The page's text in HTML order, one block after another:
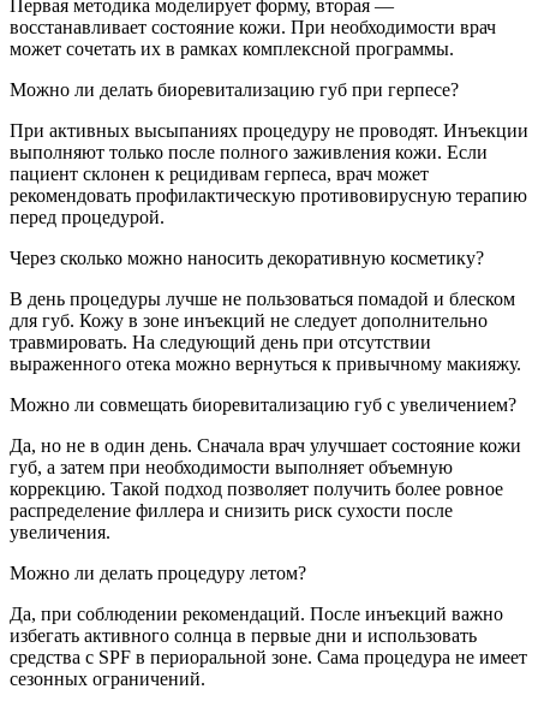
Первая методика моделирует форму, вторая —
восстанавливает состояние кожи. При необходимости врач
может сочетать их в рамках комплексной программы.
Можно ли делать биоревитализацию губ при герпесе?
При активных высыпаниях процедуру не проводят. Инъекции
выполняют только после полного заживления кожи. Если
пациент склонен к рецидивам герпеса, врач может
рекомендовать профилактическую противовирусную терапию
перед процедурой.
Через сколько можно наносить декоративную косметику?
В день процедуры лучше не пользоваться помадой и блеском
для губ. Кожу в зоне инъекций не следует дополнительно
травмировать. На следующий день при отсутствии
выраженного отека можно вернуться к привычному макияжу.
Можно ли совмещать биоревитализацию губ с увеличением?
Да, но не в один день. Сначала врач улучшает состояние кожи
губ, а затем при необходимости выполняет объемную
коррекцию. Такой подход позволяет получить более ровное
распределение филлера и снизить риск сухости после
увеличения.
Можно ли делать процедуру летом?
Да, при соблюдении рекомендаций. После инъекций важно
избегать активного солнца в первые дни и использовать
средства с SPF в периоральной зоне. Сама процедура не имеет
сезонных ограничений.